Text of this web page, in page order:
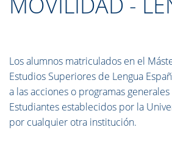
Los alumnos matriculados en el
Estudios Superiores de Lengua
a las acciones o programas
Estudiantes establecidos por la
por cualquier otra institución.